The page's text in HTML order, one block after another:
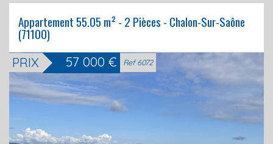
Appartement 55.05 m² - 2 Pièces - Chalon-Sur-Saône
(71100)
PRIX 57 000 € Ref 6072